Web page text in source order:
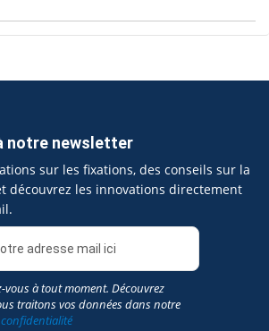
notre newsletter
sur les fixations, des conseils sur la
découvrez les innovations directement
vous à tout moment. Découvrez
traitons vos données dans notre